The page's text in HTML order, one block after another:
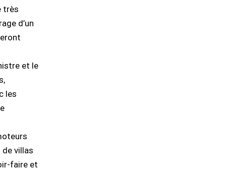
très
d’un
et le
les
villas
faire et